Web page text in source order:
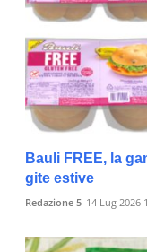
Bauli FREE, la
gite estive
Redazione 5 14 Lug 2026